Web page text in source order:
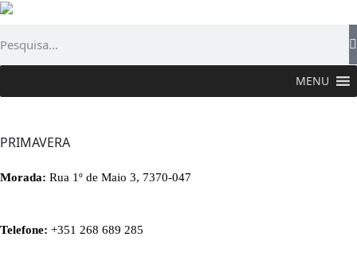
MENU
PRIMAVERA
Morada: Rua 1º de Maio 3, 7370-047
Telefone: +351 268 689 285